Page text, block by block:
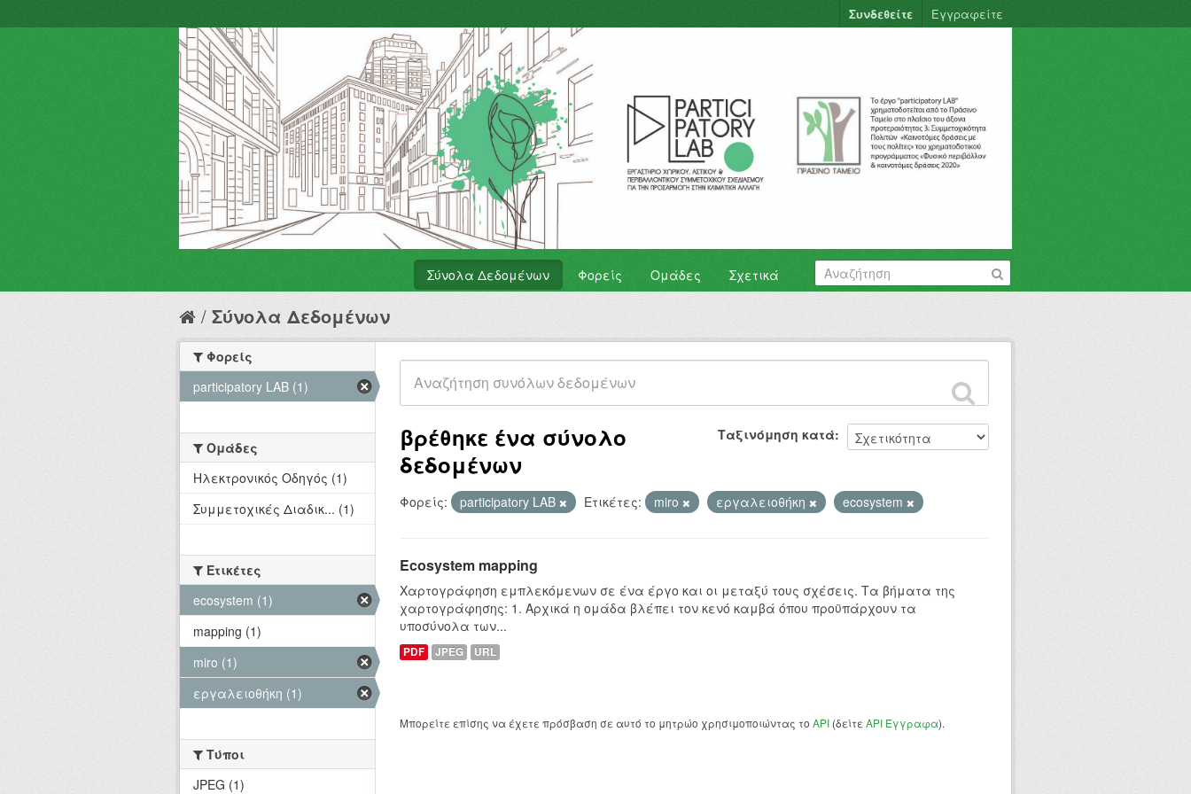
Συνδεθείτε Εγγραφείτε
Σύνολα Δεδομένων Φορείς Ομάδες Σχετικά
Σύνολα Δεδομένων
Ταξινόμηση κατά
βρέθηκε ένα σύνολο
δεδομένων
Φορείς: participatory LAB Ετικέτες: miro εργαλειοθήκη ecosystem
Ecosystem mapping
Χαρτογράφηση εμπλεκόμενων σε ένα έργο και οι μεταξύ τους σχέσεις. Τα βήματα της
χαρτογράφησης: 1. Αρχικά η ομάδα βλέπει τον κενό καμβά όπου προϋπάρχουν τα
υποσύνολα των...
PDF JPEG URL
Μπορείτε επίσης να έχετε πρόσβαση σε αυτό το μητρώο χρησιμοποιώντας το API (δείτε API Έγγραφα).
Φορείς
participatory LAB (1)
Ομάδες
Hλεκτρονικός Οδηγός (1)
Συμμετοχικές Διαδικ... (1)
Ετικέτες
ecosystem (1)
mapping (1)
miro (1)
εργαλειοθήκη (1)
Τύποι
JPEG (1)